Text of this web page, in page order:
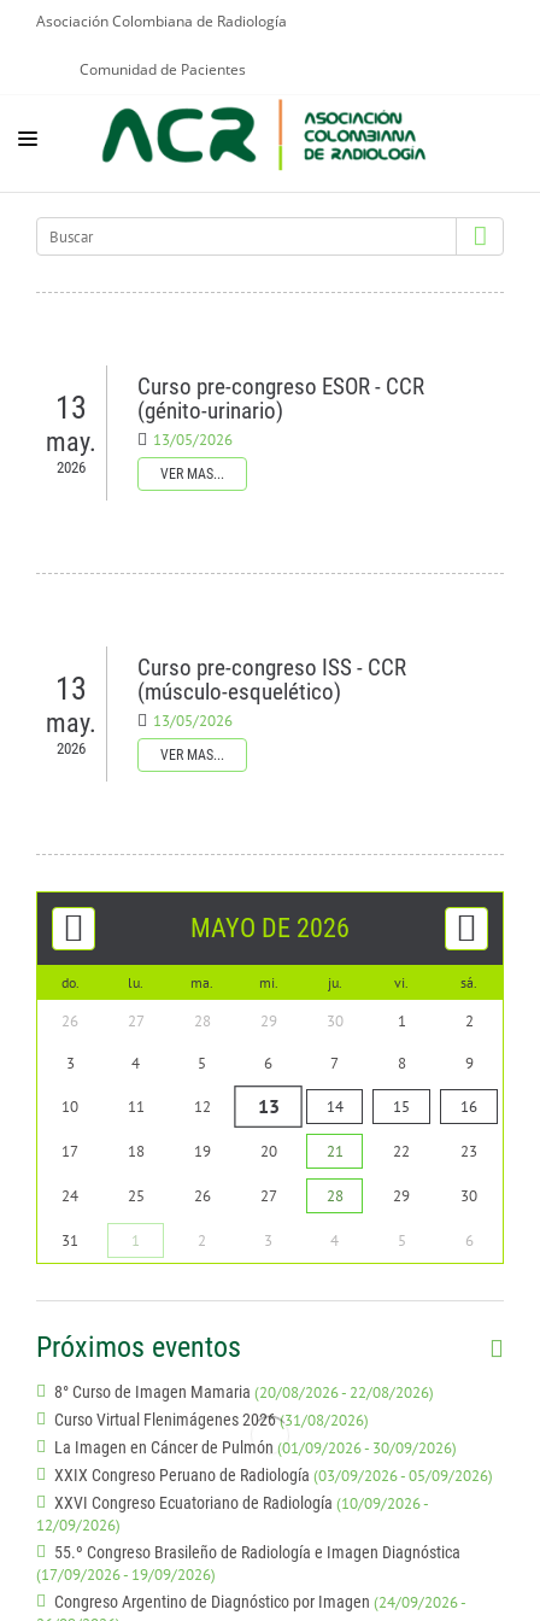
Asociación Colombiana de Radiología
Comunidad de Pacientes
NOSOTROS
PROGRAMAS POR PATOLOGÍAS
JURÍDICO
GRUPOS CIENTÍFICOS
13
may.
2026
Curso pre-congreso ESOR - CCR
(génito-urinario)
13/05/2026
VER MAS...
13
may.
2026
Curso pre-congreso ISS - CCR
(músculo-esquelético)
13/05/2026
VER MAS...
MAYO DE 2026
do. lu. ma. mi. ju. vi. sá.
26 27 28 29 30 1 2
3 4 5 6 7 8 9
10 11 12 13 14 15 16
17 18 19 20 21 22 23
24 25 26 27 28 29 30
31 1 2 3 4 5 6
Próximos eventos
8° Curso de Imagen Mamaria (20/08/2026 - 22/08/2026)
Curso Virtual Flenimágenes 2026(31/08/2026)
La Imagen en Cáncer de Pulmón (01/09/2026 - 30/09/2026)
XXIX Congreso Peruano de Radiología (03/09/2026 - 05/09/2026)
XXVI Congreso Ecuatoriano de Radiología (10/09/2026 -
12/09/2026)
55.º Congreso Brasileño de Radiología e Imagen Diagnóstica
(17/09/2026 - 19/09/2026)
Congreso Argentino de Diagnóstico por Imagen (24/09/2026 -